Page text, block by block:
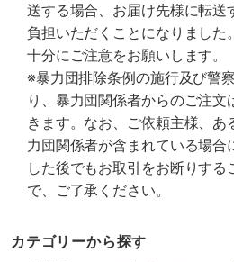
送する場合、お届け先様に転送
負担いただくことになりました
十分にご注意をお願いします。
※暴力団排除条例の施行及び警
り、暴力団関係者からのご注
きます。なお、ご依頼主様、あ
力団関係者が含まれている場合
した後でもお取引をお断りする
で、ご了承ください。
カテゴリーから探す